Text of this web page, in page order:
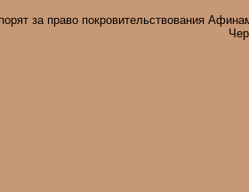
за право покровительствования